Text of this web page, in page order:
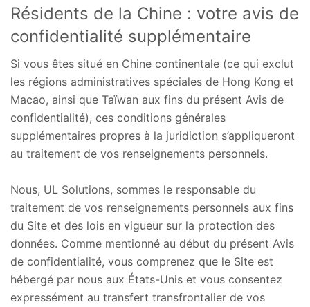
Résidents de la Chine : votre avis de
confidentialité supplémentaire
Si vous êtes situé en Chine continentale (ce qui exclut
les régions administratives spéciales de Hong Kong et
Macao, ainsi que Taïwan aux fins du présent Avis de
confidentialité), ces conditions générales
supplémentaires propres à la juridiction s’appliqueront
au traitement de vos renseignements personnels.
Nous, UL Solutions, sommes le responsable du
traitement de vos renseignements personnels aux fins
du Site et des lois en vigueur sur la protection des
données. Comme mentionné au début du présent Avis
de confidentialité, vous comprenez que le Site est
hébergé par nous aux États-Unis et vous consentez
expressément au transfert transfrontalier de vos